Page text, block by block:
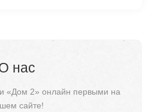
нас
«Дом 2» онлайн первыми на
сайте!